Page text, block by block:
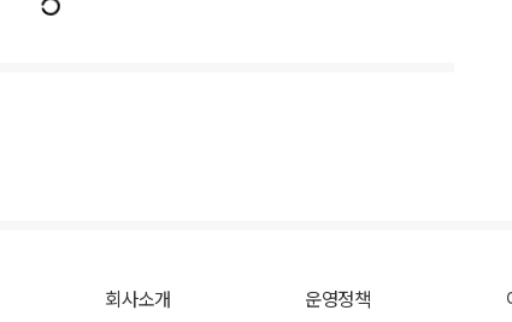
회사소개 운영정책